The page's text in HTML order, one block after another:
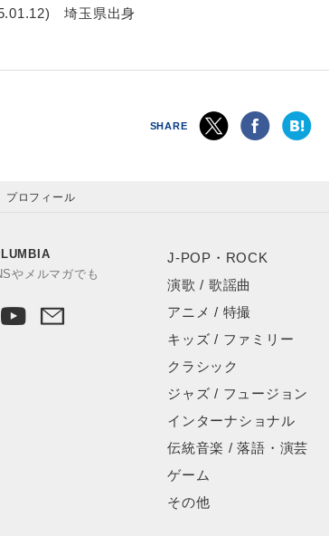
埼玉県出身
SHARE
プロフィール
やメルマガでも
J-POP・ROCK
演歌 / 歌謡曲
アニメ / 特撮
キッズ / ファミリー
クラシック
ジャズ / フュージョン
インターナショナル
伝統音楽 / 落語・演芸
ゲーム
その他